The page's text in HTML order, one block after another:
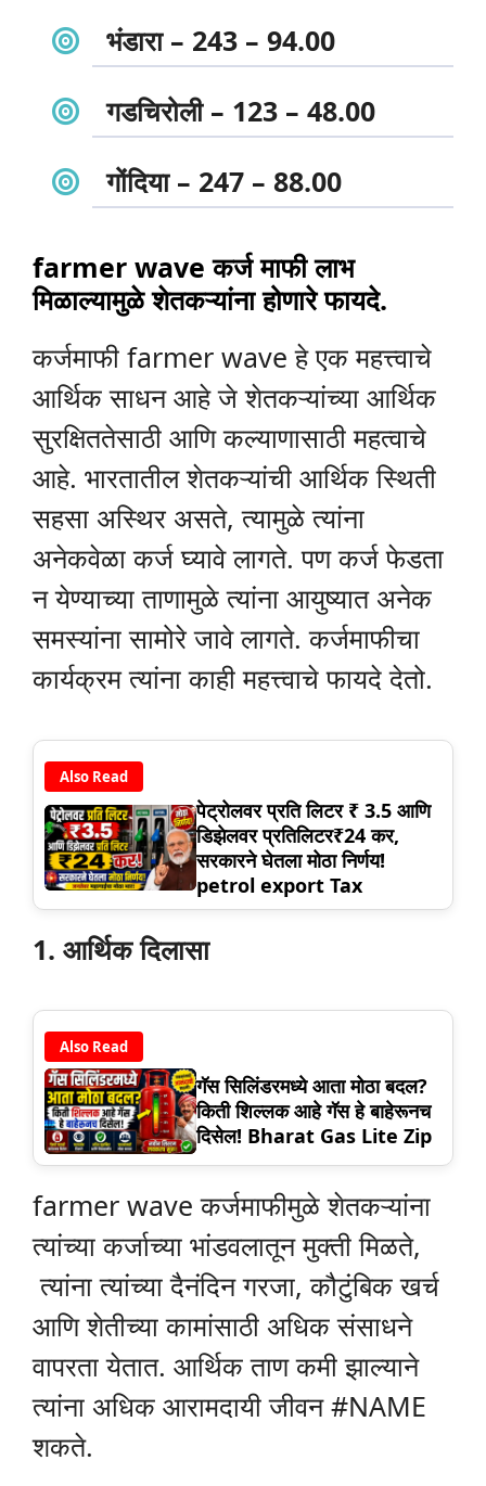
भंडारा – 243 – 94.00
गडचिरोली – 123 – 48.00
गोंदिया – 247 – 88.00
farmer wave कर्ज माफी लाभ
मिळाल्यामुळे शेतकऱ्यांना होणारे फायदे.
कर्जमाफी farmer wave हे एक महत्त्वाचे
आर्थिक साधन आहे जे शेतकऱ्यांच्या आर्थिक
सुरक्षिततेसाठी आणि कल्याणासाठी महत्वाचे
आहे. भारतातील शेतकऱ्यांची आर्थिक स्थिती
सहसा अस्थिर असते, त्यामुळे त्यांना
अनेकवेळा कर्ज घ्यावे लागते. पण कर्ज फेडता
न येण्याच्या ताणामुळे त्यांना आयुष्यात अनेक
समस्यांना सामोरे जावे लागते. कर्जमाफीचा
कार्यक्रम त्यांना काही महत्त्वाचे फायदे देतो.
Also Read
पेट्रोलवर प्रति लिटर ₹ 3.5 आणि
डिझेलवर प्रतिलिटर₹24 कर,
सरकारने घेतला मोठा निर्णय!
petrol export Tax
1. आर्थिक दिलासा
Also Read
गॅस सिलिंडरमध्ये आता मोठा बदल?
किती शिल्लक आहे गॅस हे बाहेरूनच
दिसेल! Bharat Gas Lite Zip
farmer wave कर्जमाफीमुळे शेतकऱ्यांना
त्यांच्या कर्जाच्या भांडवलातून मुक्ती मिळते,
त्यांना त्यांच्या दैनंदिन गरजा, कौटुंबिक खर्च
आणि शेतीच्या कामांसाठी अधिक संसाधने
वापरता येतात. आर्थिक ताण कमी झाल्याने
त्यांना अधिक आरामदायी जीवन #NAME
शकते.